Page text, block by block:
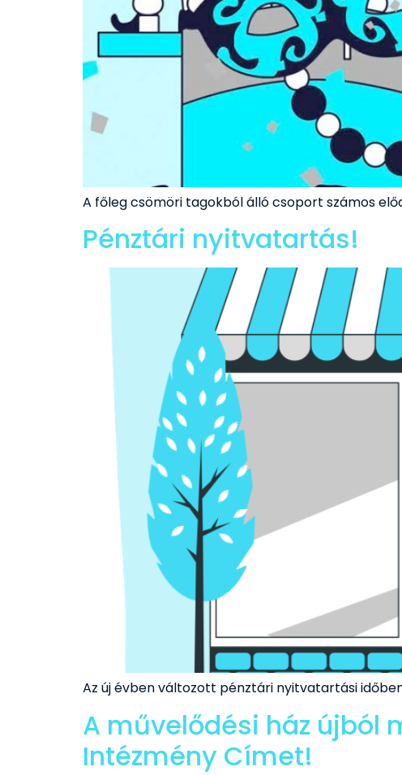
A főleg csömöri tagokból álló csoport számos
Pénztári nyitvatartás!
Az új évben változott pénztári nyitvatartási
A művelődési ház újból
Intézmény Címet!